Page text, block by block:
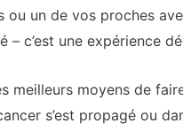
ou un de vos proches
– c’est une expérience
meilleurs moyens de
s’est propagé ou